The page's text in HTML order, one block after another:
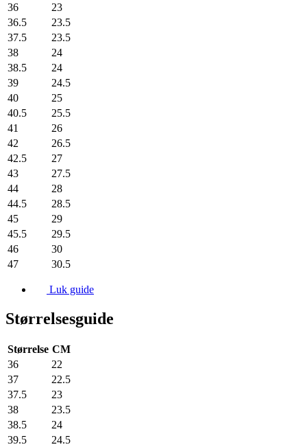
36
23
36.5
23.5
37.5
23.5
38
24
38.5
24
39
24.5
40
25
40.5
25.5
41
26
42
26.5
42.5
27
43
27.5
44
28
44.5
28.5
45
29
45.5
29.5
46
30
47
30.5
Luk guide
Størrelsesguide
Størrelse CM
36
22
37
22.5
37.5
23
38
23.5
38.5
24
39.5
24.5